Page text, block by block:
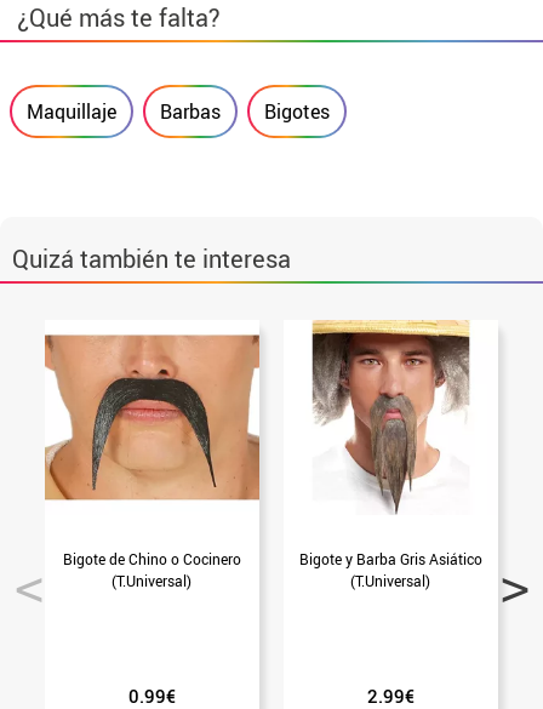
¿Qué más te falta?
Maquillaje Barbas Bigotes
Quizá también te interesa
Bigote de Chino o Cocinero
(T.Universal)
0.99€
Bigote y Barba Gris Asiático
(T.Universal)
2.99€